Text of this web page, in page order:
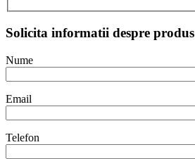
Solicita informatii despre produs
Nume
Email
Telefon